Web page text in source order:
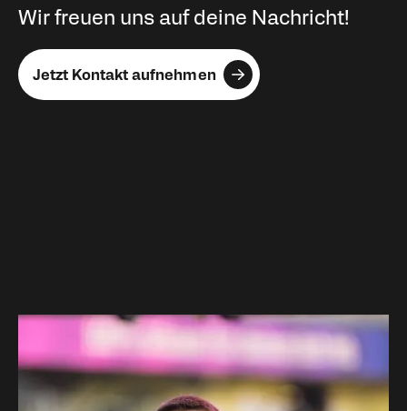
Wir freuen uns auf deine Nachricht!
Jetzt Kontakt aufnehmen